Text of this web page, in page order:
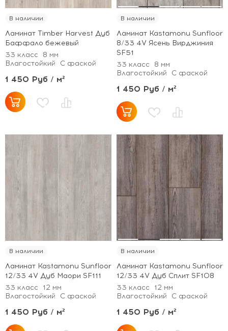
В наличии
Ламинат Timber Harvest Дуб
Баффало бежевый
33 класс
8 мм
Влагостойкий
С фаской
1 450 Руб / м²
В наличии
Ламинат Kastamonu Sunfloor
8/33 4V Ясень Вирджиния
SF51
33 класс
8 мм
Влагостойкий
С фаской
1 450 Руб / м²
В наличии
Ламинат Kastamonu Sunfloor
12/33 4V Дуб Маори SF111
33 класс
12 мм
Влагостойкий
С фаской
1 450 Руб / м²
В наличии
Ламинат Kastamonu Sunfloor
12/33 4V Дуб Сплит SF108
33 класс
12 мм
Влагостойкий
С фаской
1 450 Руб / м²